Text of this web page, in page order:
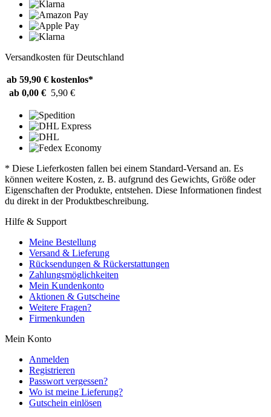
Versandkosten für Deutschland
ab 59,90 € kostenlos*
ab 0,00 € 5,90 €
* Diese Lieferkosten fallen bei einem Standard-Versand an. Es
können weitere Kosten, z. B. aufgrund des Gewichts, Größe oder
Eigenschaften der Produkte, entstehen. Diese Informationen findest
du direkt in der Produktbeschreibung.
Hilfe & Support
Meine Bestellung
Versand & Lieferung
Rücksendungen & Rückerstattungen
Zahlungsmöglichkeiten
Mein Kundenkonto
Aktionen & Gutscheine
Weitere Fragen?
Firmenkunden
Mein Konto
Anmelden
Registrieren
Passwort vergessen?
Wo ist meine Lieferung?
Gutschein einlösen